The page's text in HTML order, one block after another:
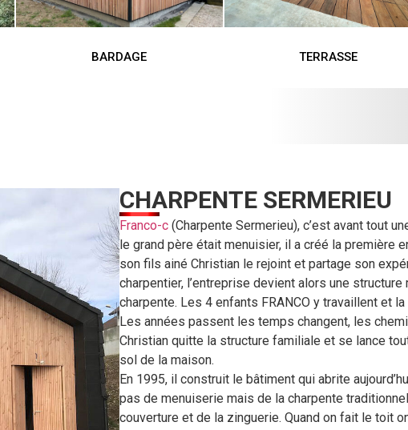
BARDAGE TERRASSE
CHARPENTE SERMERIEU
Franco-c (Charpente Sermerieu), c’est avant tout
le grand père était menuisier, il a créé la première
son fils ainé Christian le rejoint et partage son
charpentier, l’entreprise devient alors une
charpente. Les 4 enfants FRANCO y travaillent et
Les années passent les temps changent, les
Christian quitte la structure familiale et se lance
sol de la maison.
En 1995, il construit le bâtiment qui abrite
pas de menuiserie mais de la charpente
couverture et de la zinguerie. Quand on fait le toit